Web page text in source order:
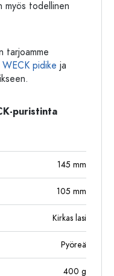
myös todellinen
tarjoamme
WECK pidike ja
puristinta
145 mm
105 mm
Kirkas lasi
Pyöreä
400 g